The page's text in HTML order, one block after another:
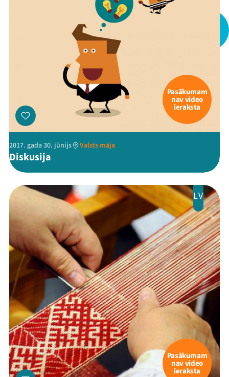
Pasākumam
nav video
ieraksta
2017. gada 30. jūnijs Valsts māja
Diskusija
LV
Pasākumam
nav video
ieraksta